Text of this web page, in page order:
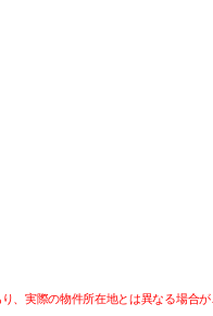
実際の物件所在地とは異なる場合が